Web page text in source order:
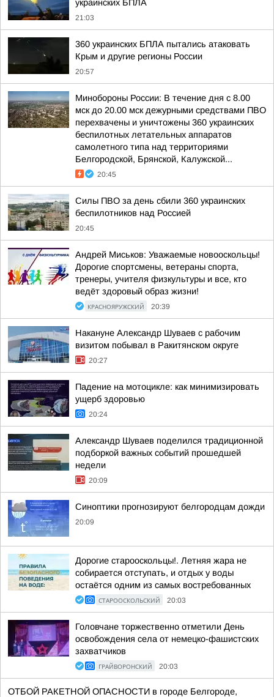
украинских БПЛА
21:03
360 украинских БПЛА пытались атаковать
Крым и другие регионы России
20:57
Минобороны России: В течение дня с 8.00
мск до 20.00 мск дежурными средствами ПВО
перехвачены и уничтожены 360 украинских
беспилотных летательных аппаратов
самолетного типа над территориями
Белгородской, Брянской, Калужской...
20:45
Силы ПВО за день сбили 360 украинских
беспилотников над Россией
20:45
Андрей Миськов: Уважаемые новооскольцы!
Дорогие спортсмены, ветераны спорта,
тренеры, учителя физкультуры и все, кто
ведёт здоровый образ жизни!
КРАСНОЯРУЖСКИЙ 20:39
Накануне Александр Шуваев с рабочим
визитом побывал в Ракитянском округе
20:27
Падение на мотоцикле: как минимизировать
ущерб здоровью
20:24
Александр Шуваев поделился традиционной
подборкой важных событий прошедшей
недели
20:09
Синоптики прогнозируют белгородцам дожди
20:09
Дорогие старооскольцы!. Летняя жара не
собирается отступать, и отдых у воды
остаётся одним из самых востребованных
СТАРООСКОЛЬСКИЙ 20:03
Головчане торжественно отметили День
освобождения села от немецко-фашистских
захватчиков
ГРАЙВОРОНСКИЙ 20:03
ОТБОЙ РАКЕТНОЙ ОПАСНОСТИ в городе Белгороде,